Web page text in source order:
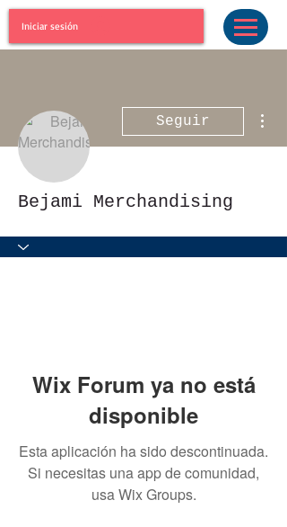
Iniciar sesión
Seguir
Bejami Merchandising
Wix Forum ya no está
disponible
Esta aplicación ha sido descontinuada.
Si necesitas una app de comunidad,
usa Wix Groups.